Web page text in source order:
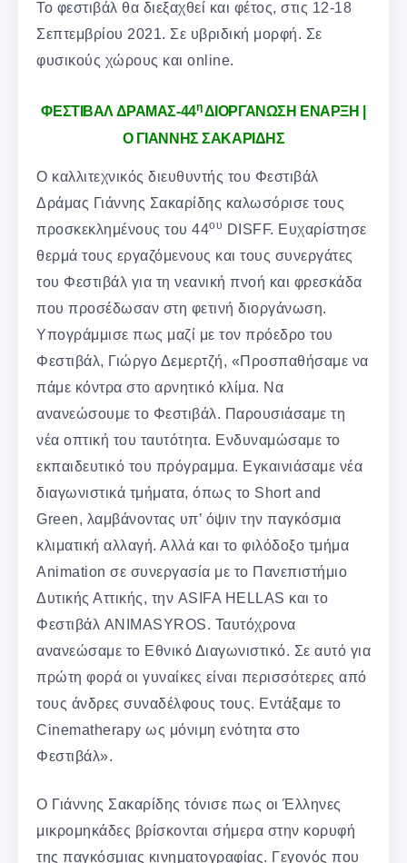
Το φεστιβάλ θα διεξαχθεί και φέτος, στις 12-18
Σεπτεμβρίου 2021. Σε υβριδική μορφή. Σε
φυσικούς χώρους και online.
ΦΕΣΤΙΒΑΛ ΔΡΑΜΑΣ-44ηΔΙΟΡΓΑΝΩΣΗ ΕΝΑΡΞΗ |
Ο ΓΙΑΝΝΗΣ ΣΑΚΑΡΙΔΗΣ
O καλλιτεχνικός διευθυντής του Φεστιβάλ
Δράμας Γιάννης Σακαρίδης καλωσόρισε τους
προσκεκλημένους του 44ου DISFF. Ευχαρίστησε
θερμά τους εργαζόμενους και τους συνεργάτες
του Φεστιβάλ για τη νεανική πνοή και φρεσκάδα
που προσέδωσαν στη φετινή διοργάνωση.
Υπογράμμισε πως μαζί με τον πρόεδρο του
Φεστιβάλ, Γιώργο Δεμερτζή, «Προσπαθήσαμε να
πάμε κόντρα στο αρνητικό κλίμα. Να
ανανεώσουμε το Φεστιβάλ. Παρουσιάσαμε τη
νέα οπτική του ταυτότητα. Ενδυναμώσαμε το
εκπαιδευτικό του πρόγραμμα. Εγκαινιάσαμε νέα
διαγωνιστικά τμήματα, όπως το Short and
Green, λαμβάνοντας υπ’ όψιν την παγκόσμια
κλιματική αλλαγή. Αλλά και το φιλόδοξο τμήμα
Animation σε συνεργασία με το Πανεπιστήμιο
Δυτικής Αττικής, την ASIFA HELLAS και το
Φεστιβάλ ANIMASYROS. Ταυτόχρονα
ανανεώσαμε το Εθνικό Διαγωνιστικό. Σε αυτό για
πρώτη φορά οι γυναίκες είναι περισσότερες από
τους άνδρες συναδέλφους τους. Εντάξαμε το
Cinematherapy ως μόνιμη ενότητα στο
Φεστιβάλ».
Ο Γιάννης Σακαρίδης τόνισε πως οι Έλληνες
μικρομηκάδες βρίσκονται σήμερα στην κορυφή
της παγκόσμιας κινηματογραφίας. Γεγονός που